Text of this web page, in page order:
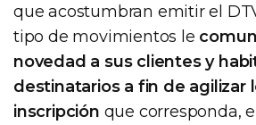
que acostumbran emitir el
tipo de movimientos le
novedad a sus clientes y
destinatarios a fin de agilizar
inscripción que corresponda,